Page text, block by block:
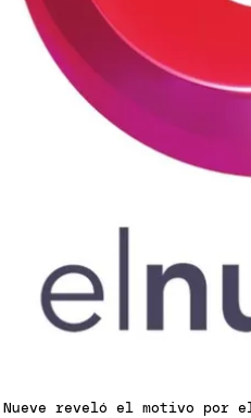
reveló el motivo por